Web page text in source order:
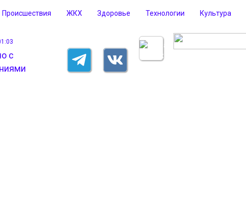
Происшествия ЖКХ Здоровье Технологии Культура